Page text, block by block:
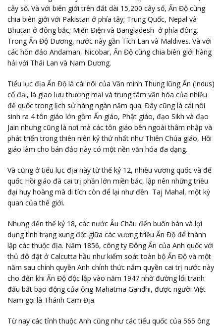
cây số. Và với biên giới trên đất dài 15,200 cây số, Ấn Độ cùng
chia biên giới với Pakistan ở phía tây; Trung Quốc, Nepal và
Bhutan ở đông bắc; Miến Điện và Bangladesh ở phía đông.
Trong Ấn Độ Dương, nước này gần Tích Lan và Maldives. Và với
các hòn đảo Andaman, Nicobar, Ấn Độ cùng chia biên giới hàng
hải với Thái Lan và Nam Dương.
Tiểu lục địa Ấn Độ là cái nôi của Văn minh Thung lũng Ấn (Indus)
cổ đại, là giao lưu thương mại và trung tâm văn hóa của nhiều
đế quốc trong lịch sử hàng ngàn năm qua. Đây cũng là cái nôi
sinh ra 4 tôn giáo lớn gồm Ấn giáo, Phật giáo, đạo Sikh và đạo
Jain nhưng cũng là nơi mà các tôn giáo bên ngoài thâm nhập và
phát triển trong thiên niên kỷ thứ nhất như Thiên Chúa giáo, Hồi
giáo làm cho bán đảo này có một nền văn hóa đa dạng.
Và cũng ở tiểu lục địa này từ thế kỷ 12, nhiều vương quốc và đế
quốc Hồi giáo đã cai trị phần lớn miền bắc, lập nên những triều
đại huy hoàng mà di tích còn để lại như đền Taj Mahal, một kỳ
quan của thế giới.
Nhưng đến thế kỷ 18, các nước Âu Châu đến buôn bán và lợi
dụng tình trạng xung đột giữa các vương triều Ấn Độ để thành
lập các thuộc địa. Năm 1856, công ty Đông Ấn của Anh quốc với
thủ đô đặt ở Calcutta hầu như kiểm soát toàn bộ Ấn Độ và một
năm sau chính quyền Anh chính thức nắm quyền cai trị nước này
cho đến khi Ấn Độ độc lập vào năm 1947 nhờ đường lối tranh
đấu bất bạo động của ông Mahatma Gandhi, được người Việt
Nam gọi là Thánh Cam Địa.
Từ nay các tỉnh thuộc Anh cũng như các tiểu quốc của 565 ông